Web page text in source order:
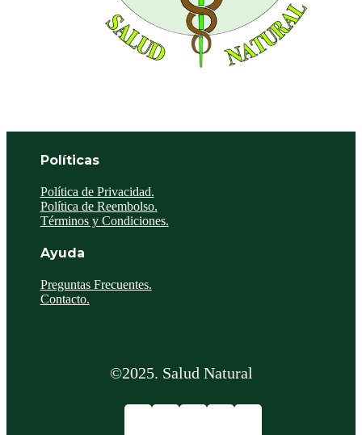
Políticas
Política de Privacidad.
Política de Reembolso.
Términos y Condiciones.
Ayuda
Preguntas Frecuentes.
Contacto.
©2025. Salud Natural